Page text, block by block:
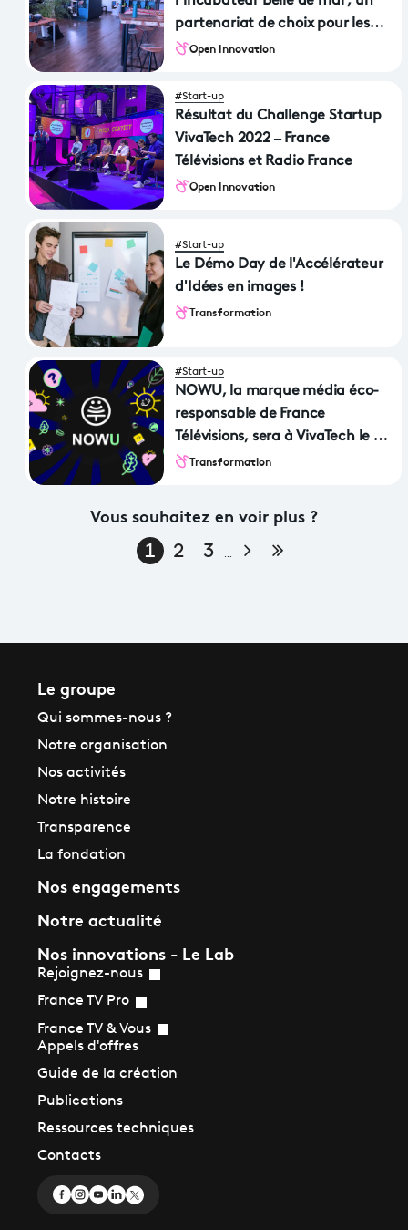
partenariat de choix pour les
startups innovantes du
Open Innovation
#Start-up
Résultat du Challenge Startup
VivaTech 2022 – France
Télévisions et Radio France
Open Innovation
#Start-up
Le Démo Day de l'Accélérateur
d'Idées en images !
Transformation
#Start-up
NOWU, la marque média éco-
responsable de France
Télévisions, sera à VivaTech le 18
juin prochain !
Transformation
Vous souhaitez en voir plus ?
1 2 3 … Page suivante
Dernière page
Le groupe
Qui sommes-nous ?
Notre organisation
Nos activités
Notre histoire
Transparence
La fondation
Nos engagements
Notre actualité
Nos innovations - Le Lab
Rejoignez-nous
France TV Pro
France TV & Vous
Appels d'offres
Guide de la création
Publications
Ressources techniques
Contacts